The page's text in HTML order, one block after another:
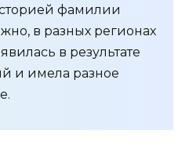
фамилии
в разных регионах
в результате
и имела разное